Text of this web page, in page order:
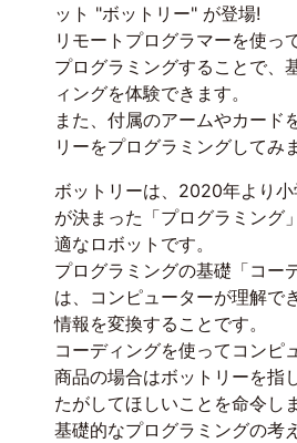
ット "ボットリー" が登場!
リモートプログラマーを使っ
プログラミングすることで、
ィングを体験できます。
また、付属のアームやカード
リーをプログラミングしてみ
ボットリーは、2020年より
が決まった「プログラミング
適なロボットです。
プログラミングの基礎「コー
は、コンピューターが理解で
情報を変換することです。
コーディングを使ってコンピ
商品の場合はボットリーを指
たがしてほしいことを命令し
基礎的なプログラミングの考